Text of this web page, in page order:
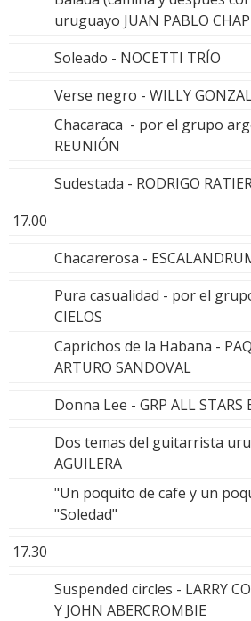
uruguayo JUAN PABLO
Soleado - NOCETTI TRÍO
Verse negro - WILLY
Chacaraca - por el grupo
REUNIÓN
Sudestada - RODRIGO
17.00
Chacarerosa -
Pura casualidad - por el
CIELOS
Caprichos de la Habana -
ARTURO SANDOVAL
Donna Lee - GRP ALL STARS
Dos temas del guitarrista
AGUILERA
"Un poquito de cafe y un
"Soledad"
17.30
Suspended circles - LARRY
Y JOHN ABERCROMBIE